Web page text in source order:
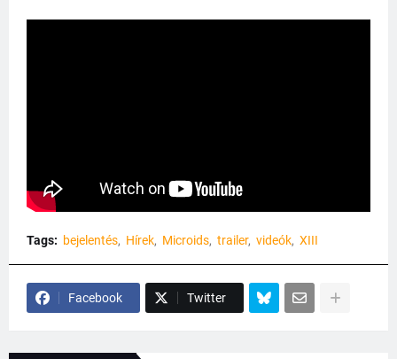
Tags: bejelentés Hírek Microids trailer videók XIII
Facebook Twitter